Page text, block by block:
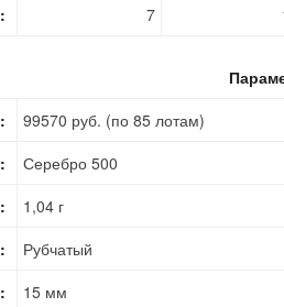
7
99570 руб. (по 85 лотам)
Серебро 500
1,04 г
Рубчатый
15 мм